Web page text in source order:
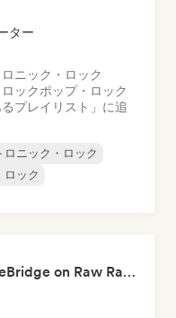
ター
ニック・ロック
ックポップ・ロック
プレイリスト」に追
ロニック・ロック
ロック
David | #BeyondTheBridge on Raw Radio |